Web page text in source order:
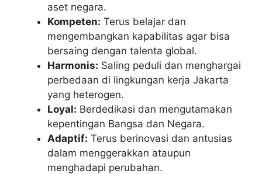
aset negara.
Kompeten: Terus belajar dan
mengembangkan kapabilitas agar bisa
bersaing dengan talenta global.
Harmonis: Saling peduli dan menghargai
perbedaan di lingkungan kerja Jakarta
yang heterogen.
Loyal: Berdedikasi dan mengutamakan
kepentingan Bangsa dan Negara.
Adaptif: Terus berinovasi dan antusias
dalam menggerakkan ataupun
menghadapi perubahan.